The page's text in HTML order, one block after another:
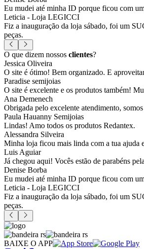
Eu mudei até minha ID porque ficou com
Leticia - Loja LEGICCI
Fiz a inauguração da loja sábado, foi um
peças.
O que dizem nossos clientes?
Jessica Oliveira
O site é ótimo! Bem organizado. E
Paradise semijoias
O site é excelente e os produtos também!
Ana Demenech
Obrigada pelo excelente atendimento,
Paula Hauanny Semijoias
Lindas! Amo todos os produtos Redantex.
Alessandra Silveira
Minha loja ficou mais linda com a tua ajuda
Luis Aguiar
Já chegou aqui! Vocês estão de parabéns
Denise Borba
Eu mudei até minha ID porque ficou com
Leticia - Loja LEGICCI
Fiz a inauguração da loja sábado, foi um
peças.
BAIXE O APP